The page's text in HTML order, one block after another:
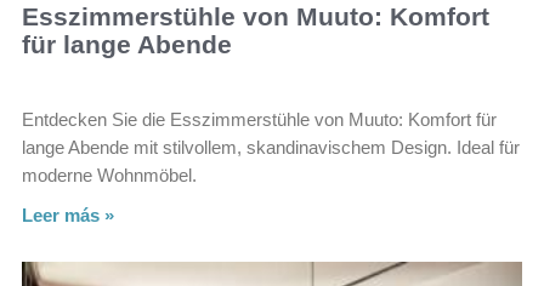
Esszimmerstühle von Muuto: Komfort
für lange Abende
Entdecken Sie die Esszimmerstühle von Muuto: Komfort für
lange Abende mit stilvollem, skandinavischem Design. Ideal für
moderne Wohnmöbel.
Leer más »